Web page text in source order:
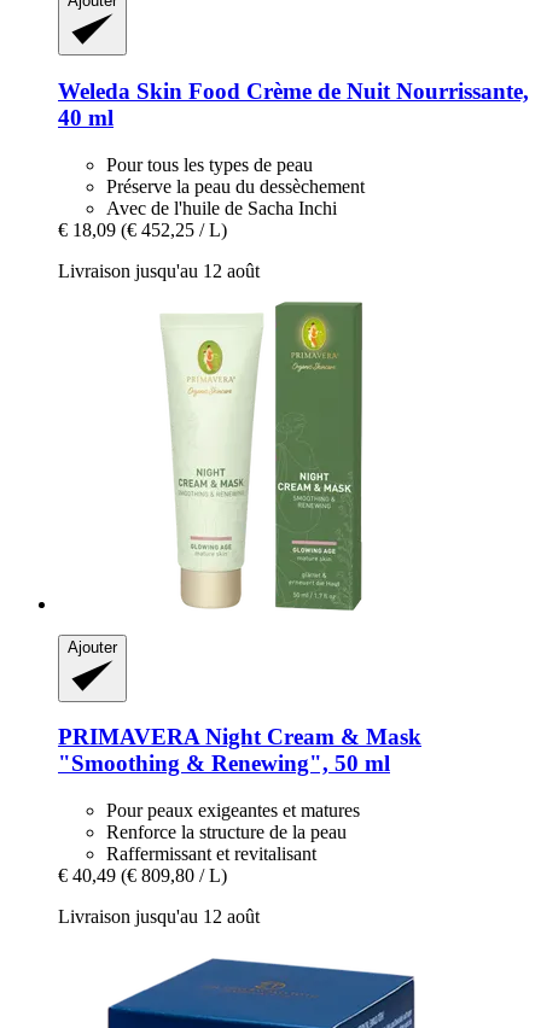
Weleda Skin Food Crème de Nuit Nourrissante,
40 ml
Pour tous les types de peau
Préserve la peau du dessèchement
Avec de l'huile de Sacha Inchi
€ 18,09 (€ 452,25 / L)
Livraison jusqu'au 12 août
Ajouter
PRIMAVERANight Cream & Mask
"Smoothing & Renewing", 50 ml
Pour peaux exigeantes et matures
Renforce la structure de la peau
Raffermissant et revitalisant
€ 40,49 (€ 809,80 / L)
Livraison jusqu'au 12 août